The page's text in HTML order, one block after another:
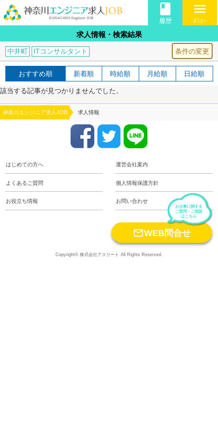
book
履歴
menu
ﾒﾆｭｰ
求人情報・検索結果
条件の変更
中井町 ITコンサルタント
おすすめ順 新着順 時給順 月給順 日給順
該当する記事が見つかりませんでした。
神奈川エンジニア求人JOB 求人情報
はじめての方へ 運営会社案内
よくあるご質問 個人情報保護方針
お役立ち情報 お問い合わせ
お仕事に関する
ご質問・ご相談
はこちら
WEB問合せ
Copyright© 株式会社アスリート All Rights Reserved.